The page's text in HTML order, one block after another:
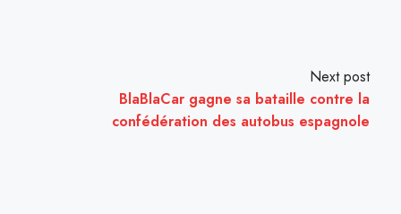
Next post
BlaBlaCar gagne sa bataille contre la
confédération des autobus espagnole